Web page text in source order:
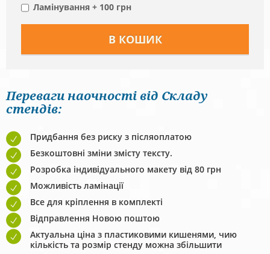
Ламінування + 100 грн
Переваги наочності від Складу
стендів:
Придбання без риску з післяоплатою
Безкоштовні зміни змісту тексту.
Розробка індивідуального макету від 80 грн
Можливість ламінації
Все для кріплення в комплекті
Відправлення Новою поштою
Актуальна ціна з пластиковими кишенями, чию
кількість та розмір стенду можна збільшити